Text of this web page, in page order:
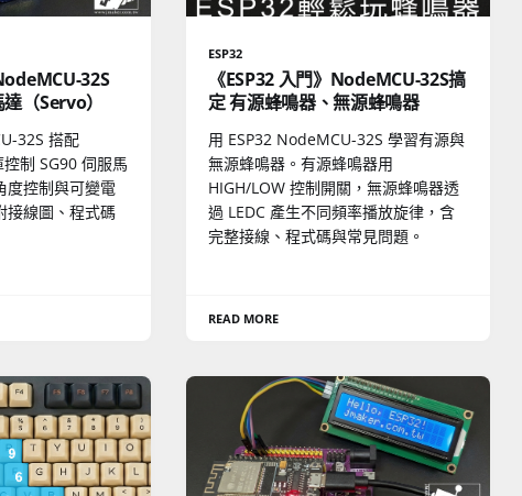
32S
（Servo）
32S 搭配
制 SG90 伺服馬
度控制與可變電
接線圖、程式碼
ESP32
《ESP32 入門》NodeMCU-32S搞
定 有源蜂鳴器、無源蜂鳴器
用 ESP32 NodeMCU-32S 學習有源與
無源蜂鳴器。有源蜂鳴器用
HIGH/LOW 控制開關，無源蜂鳴器透
過 LEDC 產生不同頻率播放旋律，含
完整接線、程式碼與常見問題。
READ MORE